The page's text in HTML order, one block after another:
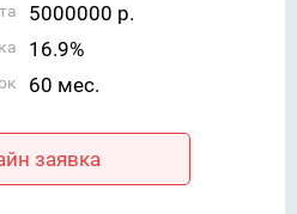
5000000 р.
16.9%
60 мес.
заявка